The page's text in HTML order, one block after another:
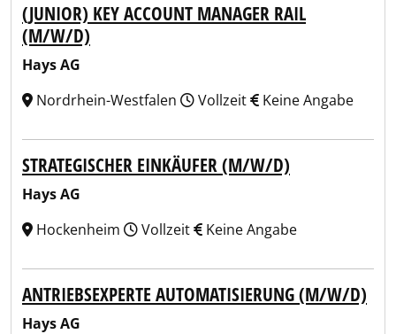
(JUNIOR) KEY ACCOUNT MANAGER RAIL
(M/W/D)
Hays AG
Nordrhein-Westfalen
Vollzeit Keine Angabe
STRATEGISCHER EINKÄUFER (M/W/D)
Hays AG
Hockenheim
Vollzeit Keine Angabe
ANTRIEBSEXPERTE AUTOMATISIERUNG (M/W/D)
Hays AG